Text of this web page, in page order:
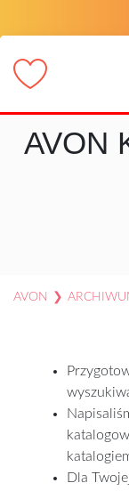
AVON
AVON ❯
Dla